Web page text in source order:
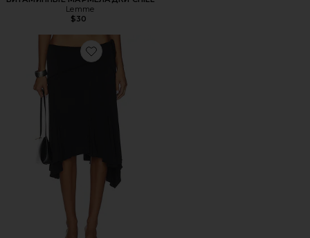
Lemme
$30
Favorite ЮБКА МИДИ SHARNI